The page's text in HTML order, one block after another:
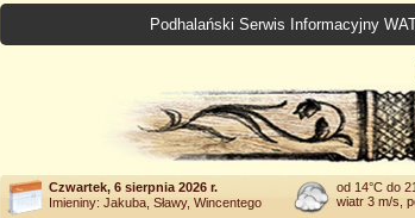
Podhalański Serwis Informacyjny
Czwartek, 6 sierpnia 2026 r.
Imieniny: Jakuba, Sławy, Wincentego
od 14°C do
wiatr 3 m/s,